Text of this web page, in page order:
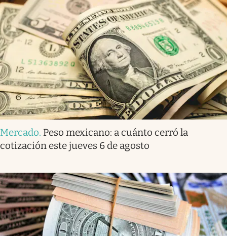
Mercado. Peso mexicano: a cuánto cerró la
cotización este jueves 6 de agosto